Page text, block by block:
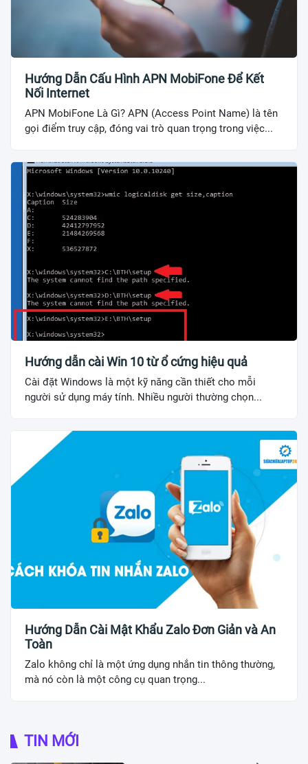
Hướng Dẫn Cấu Hình APN MobiFone Để Kết
Nối Internet
APN MobiFone Là Gì? APN (Access Point Name) là tên
gọi điểm truy cập, đóng vai trò quan trọng trong việc...
Hướng dẫn cài Win 10 từ ổ cứng hiệu quả
Cài đặt Windows là một kỹ năng cần thiết cho mỗi
người sử dụng máy tính. Nhiều người thường chọn...
Hướng Dẫn Cài Mật Khẩu Zalo Đơn Giản và An
Toàn
Zalo không chỉ là một ứng dụng nhắn tin thông thường,
mà nó còn là một công cụ quan trọng...
TIN MỚI